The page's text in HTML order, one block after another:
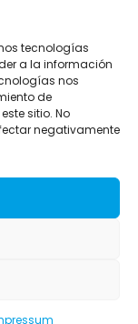
tecnologías
a la información
nos
de
sitio. No
negativamente
derechos